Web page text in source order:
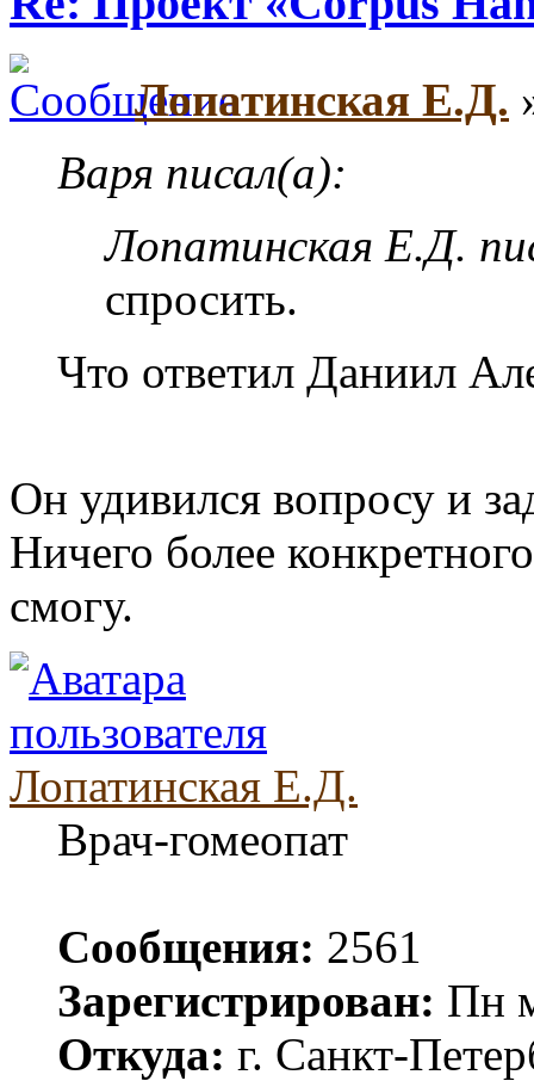
Лопатинская Е.Д.
Варя писал(а):
Лопатинская Е.Д.
спросить.
Что ответил Даниил
Он удивился вопросу и
Ничего более
смогу.
Лопатинская Е.Д.
Врач-гомеопат
Сообщения: 2561
Зарегистрирован: Пн
Откуда: г. Санкт-